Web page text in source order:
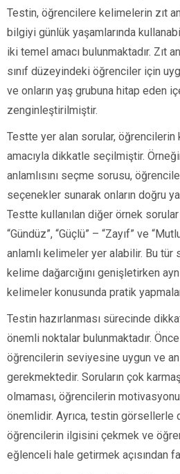
Testin, öğrencilere kelimelerin zıt
bilgiyi günlük yaşamlarında
iki temel amacı bulunmaktadır. Zıt
sınıf düzeyindeki öğrenciler için
ve onların yaş grubuna hitap eden
zenginleştirilmiştir.
Testte yer alan sorular,
amacıyla dikkatle seçilmiştir.
anlamlısını seçme sorusu,
seçenekler sunarak onların doğru
Testte kullanılan diğer örnek sorular
“Gündüz”, “Güçlü” – “Zayıf” ve
anlamlı kelimeler yer alabilir. Bu tür
kelime dağarcığını genişletirken
kelimeler konusunda pratik
Testin hazırlanması sürecinde
önemli noktalar bulunmaktadır.
öğrencilerin seviyesine uygun ve
gerekmektedir. Soruların çok
olmaması, öğrencilerin
önemlidir. Ayrıca, testin görsellerle
öğrencilerin ilgisini çekmek ve
eğlenceli hale getirmek açısından